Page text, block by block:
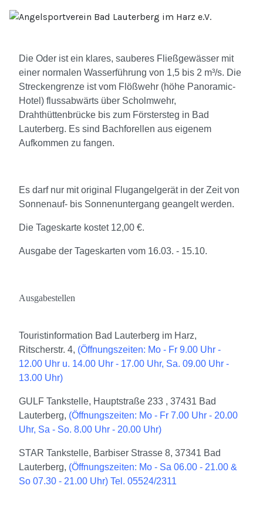
Die Oder ist ein klares, sauberes Fließgewässer mit
einer normalen Wasserführung von 1,5 bis 2 m³/s. Die
Streckengrenze ist vom Flößwehr (höhe Panoramic-
Hotel) flussabwärts über Scholmwehr,
Drahthüttenbrücke bis zum Förstersteg in Bad
Lauterberg. Es sind Bachforellen aus eigenem
Aufkommen zu fangen.
Es darf nur mit original Flugangelgerät in der Zeit von
Sonnenauf- bis Sonnenuntergang geangelt werden.
Die Tageskarte kostet 12,00 €.
Ausgabe der Tageskarten vom 16.03. - 15.10.
Ausgabestellen
Touristinformation Bad Lauterberg im Harz,
Ritscherstr. 4, (Öffnungszeiten: Mo - Fr 9.00 Uhr -
12.00 Uhr u. 14.00 Uhr - 17.00 Uhr, Sa. 09.00 Uhr -
13.00 Uhr)
GULF Tankstelle, Hauptstraße 233 , 37431 Bad
Lauterberg, (Öffnungszeiten: Mo - Fr 7.00 Uhr - 20.00
Uhr, Sa - So. 8.00 Uhr - 20.00 Uhr)
STAR Tankstelle, Barbiser Strasse 8, 37341 Bad
Lauterberg, (Öffnungszeiten: Mo - Sa 06.00 - 21.00 &
So 07.30 - 21.00 Uhr) Tel. 05524/2311